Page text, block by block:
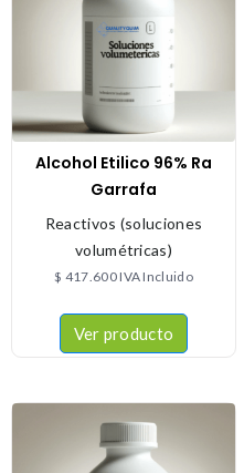
Alcohol Etilico 96% Ra
Garrafa
Reactivos (soluciones
volumétricas)
$ 417.600IVA Incluido
Ver producto